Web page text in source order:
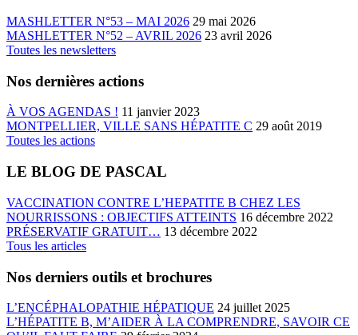
MASHLETTER N°53 – MAI 2026 29 mai 2026
MASHLETTER N°52 – AVRIL 2026 23 avril 2026
Toutes les newsletters
Nos dernières actions
À VOS AGENDAS ! 11 janvier 2023
MONTPELLIER, VILLE SANS HÉPATITE C 29 août 2019
Toutes les actions
LE BLOG DE PASCAL
VACCINATION CONTRE L’HEPATITE B CHEZ LES
NOURRISSONS : OBJECTIFS ATTEINTS 16 décembre 2022
PRÉSERVATIF GRATUIT… 13 décembre 2022
Tous les articles
Nos derniers outils et brochures
L’ENCÉPHALOPATHIE HÉPATIQUE 24 juillet 2025
L’HÉPATITE B, M’AIDER À LA COMPRENDRE, SAVOIR CE